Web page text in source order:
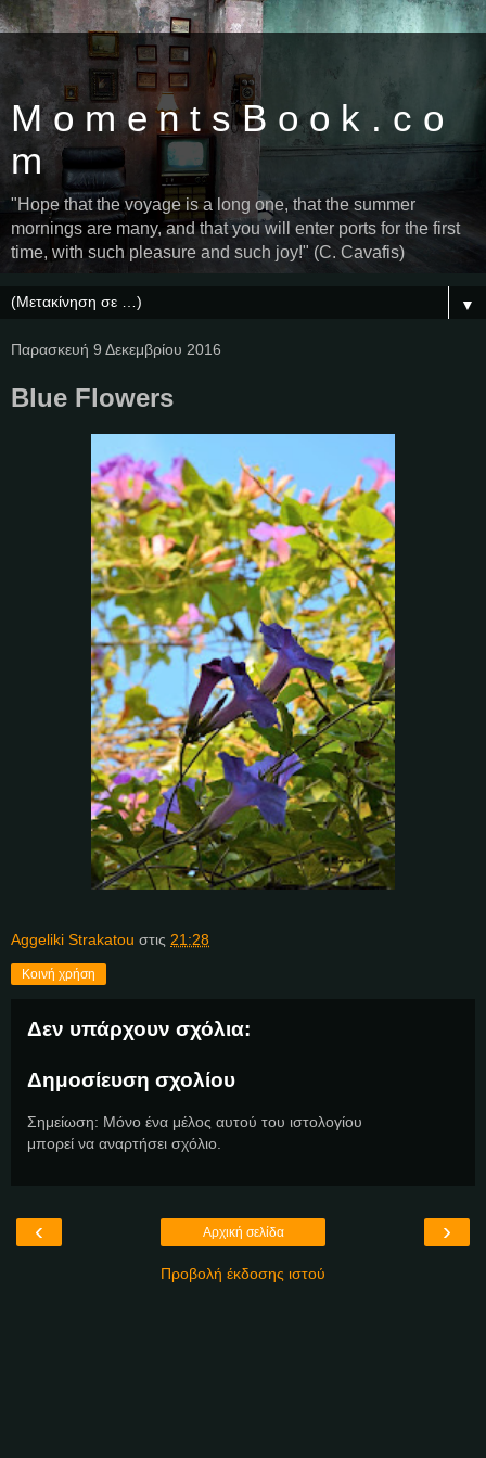
M o m e n t s B o o k . c o
m
"Hope that the voyage is a long one, that the summer
mornings are many, and that you will enter ports for the first
time, with such pleasure and such joy!" (C. Cavafis)
▼
Παρασκευή 9 Δεκεμβρίου 2016
Blue Flowers
Aggeliki Strakatou στις 21:28
Κοινή χρήση
Δεν υπάρχουν σχόλια:
Δημοσίευση σχολίου
Σημείωση: Μόνο ένα μέλος αυτού του ιστολογίου
μπορεί να αναρτήσει σχόλιο.
‹ ›
Αρχική σελίδα
Προβολή έκδοσης ιστού